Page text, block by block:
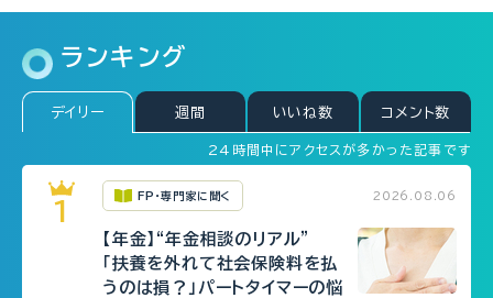
ランキング
デイリー 週間 いいね数 コメント数
24時間中にアクセスが多かった記事です
FP・専門家に聞く 2026.08.06
【年金】“年金相談のリアル”
「扶養を外れて社会保険料を払
うのは損？」パートタイマーの悩